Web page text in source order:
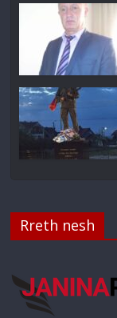
Rreth nesh